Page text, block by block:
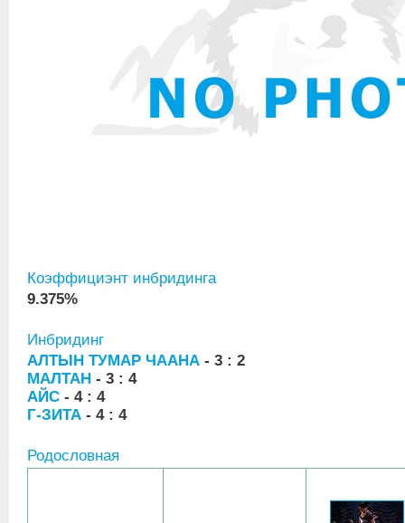
Коэффициэнт инбридинга
9.375%
Инбридинг
АЛТЫН ТУМАР ЧААНА - 3 : 2
МАЛТАН - 3 : 4
АЙС - 4 : 4
Г-ЗИТА - 4 : 4
Родословная